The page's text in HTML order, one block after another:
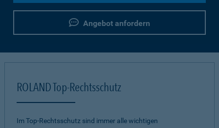
Angebot anfordern
ROLAND Top-Rechtsschutz
Im Top-Rechtsschutz sind immer alle wichtigen